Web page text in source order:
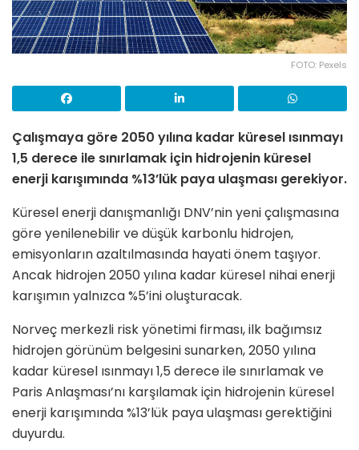
FOTO: Pexels
Çalışmaya göre 2050 yılına kadar küresel ısınmayı
1,5 derece ile sınırlamak için hidrojenin küresel
enerji karışımında %13’lük paya ulaşması gerekiyor.
Küresel enerji danışmanlığı DNV’nin yeni çalışmasına
göre yenilenebilir ve düşük karbonlu hidrojen,
emisyonların azaltılmasında hayati önem taşıyor.
Ancak hidrojen 2050 yılına kadar küresel nihai enerji
karışımın yalnızca %5’ini oluşturacak.
Norveç merkezli risk yönetimi firması, ilk bağımsız
hidrojen görünüm belgesini sunarken, 2050 yılına
kadar küresel ısınmayı 1,5 derece ile sınırlamak ve
Paris Anlaşması’nı karşılamak için hidrojenin küresel
enerji karışımında %13’lük paya ulaşması gerektiğini
duyurdu.